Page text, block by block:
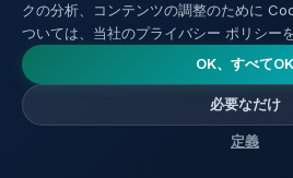
成長ホルモンとIGF-1：
クの分析、コンテンツの調整のために
ついては、当社のプライバシー ポリシー
OK、すべてOK
必要なだけ
定義